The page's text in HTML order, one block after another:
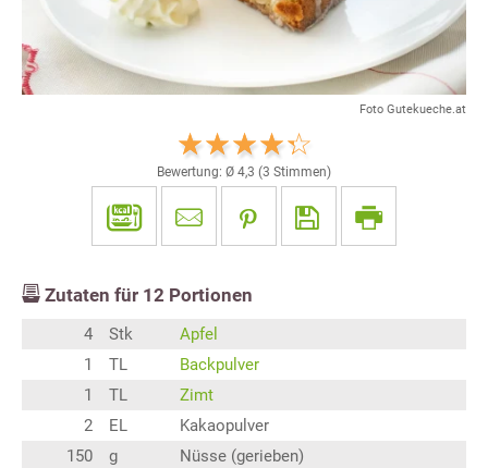
Foto Gutekueche.at
Bewertung: Ø 4,3 (3 Stimmen)
Zutaten für 12 Portionen
4 Stk
Apfel
1
TL
Backpulver
1
TL
Zimt
2
EL
Kakaopulver
150
g
Nüsse (gerieben)